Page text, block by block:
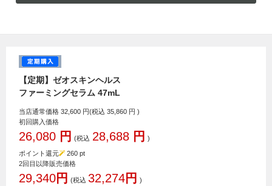
【定期】ゼオスキンヘルス
ファーミングセラム 47mL
当店通常価格 32,600 円(税込35,860 円 )
初回購入価格
26,080 円 (税込 28,688 円 )
ポイント還元 260pt
2回目以降販売価格
29,340円 (税込32,274円 )